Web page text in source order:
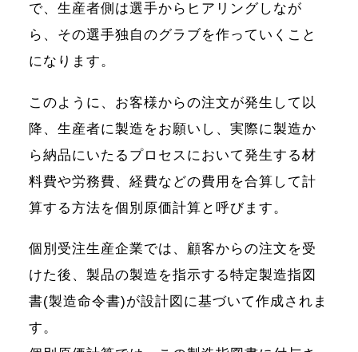
で、生産者側は選手からヒアリングしなが
ら、その選手独自のグラブを作っていくこと
になります。
このように、お客様からの注文が発生して以
降、生産者に製造をお願いし、実際に製造か
ら納品にいたるプロセスにおいて発生する材
料費や労務費、経費などの費用を合算して計
算する方法を個別原価計算と呼びます。
個別受注生産企業では、顧客からの注文を受
けた後、製品の製造を指示する特定製造指図
書(製造命令書)が設計図に基づいて作成されま
す。